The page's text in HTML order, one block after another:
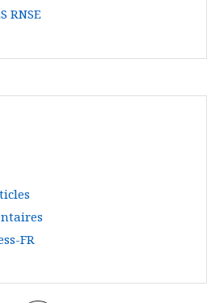
RNSE
FR